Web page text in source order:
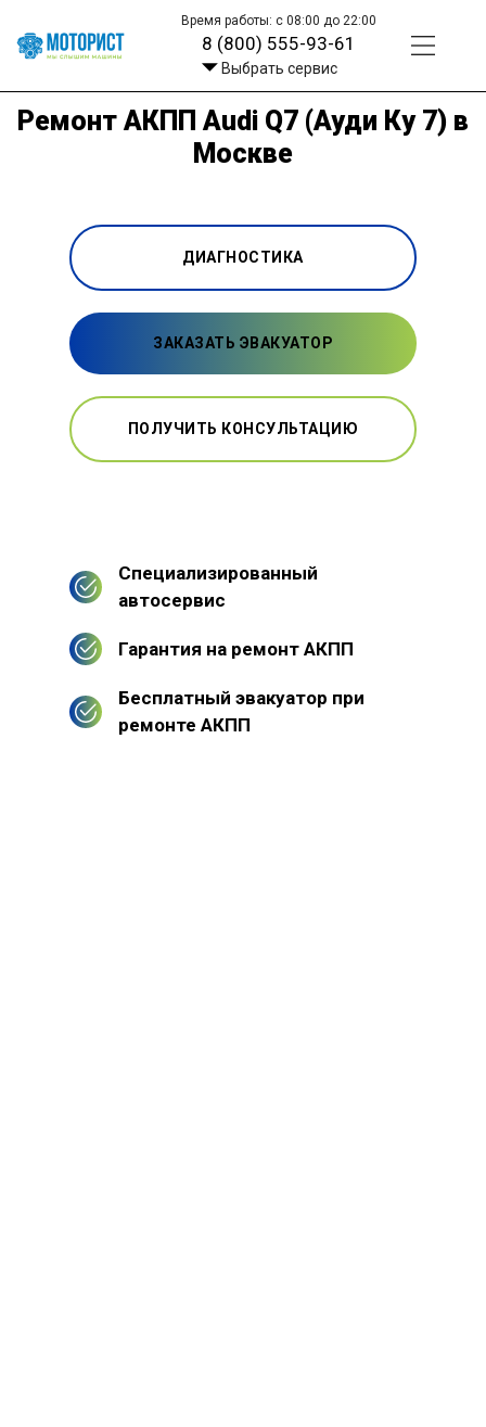
Время работы: с 08:00 до 22:00
8 (800) 555-93-61
Выбрать сервис
Ремонт АКПП Audi Q7 (Ауди Ку 7) в
Москве
ДИАГНОСТИКА
ЗАКАЗАТЬ ЭВАКУАТОР
ПОЛУЧИТЬ КОНСУЛЬТАЦИЮ
Специализированный
автосервис
Гарантия на ремонт АКПП
Бесплатный эвакуатор при
ремонте АКПП